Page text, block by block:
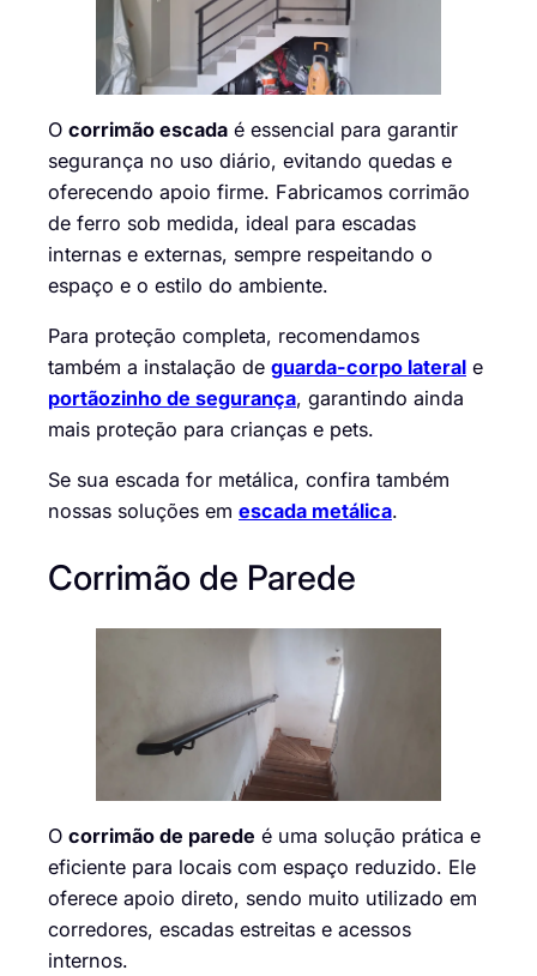
O corrimão escada é essencial para garantir
segurança no uso diário, evitando quedas e
oferecendo apoio firme. Fabricamos corrimão
de ferro sob medida, ideal para escadas
internas e externas, sempre respeitando o
espaço e o estilo do ambiente.
Para proteção completa, recomendamos
também a instalação de guarda-corpo lateral e
portãozinho de segurança, garantindo ainda
mais proteção para crianças e pets.
Se sua escada for metálica, confira também
nossas soluções em escada metálica.
Corrimão de Parede
O corrimão de parede é uma solução prática e
eficiente para locais com espaço reduzido. Ele
oferece apoio direto, sendo muito utilizado em
corredores, escadas estreitas e acessos
internos.